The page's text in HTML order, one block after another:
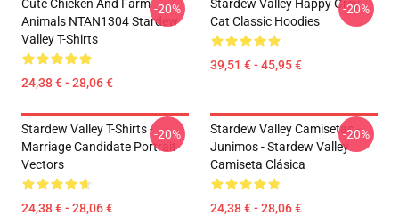
Cute Chicken And Farm
Animals NTAN1304 Stardew
Valley T-Shirts
24,38 € - 28,06 €
-20%
Stardew Valley Happy Grey
Cat Classic Hoodies
39,51 € - 45,95 €
-20%
Stardew Valley T-Shirts -
Marriage Candidate Portrait
Vectors
24,38 € - 28,06 €
-20%
Stardew Valley Camisetas -
Junimos - Stardew Valley
Camiseta Clásica
24,38 € - 28,06 €
-20%